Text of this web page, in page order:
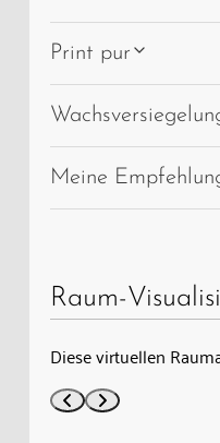
Print pur
Meine
Raum-
Diese virtuellen